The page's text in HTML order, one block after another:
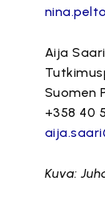
Aija Saari
Suomen
+358 40
Kuva: